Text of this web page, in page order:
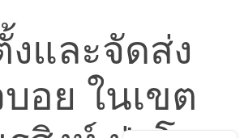
และจัดส่ง
อย ในเขต